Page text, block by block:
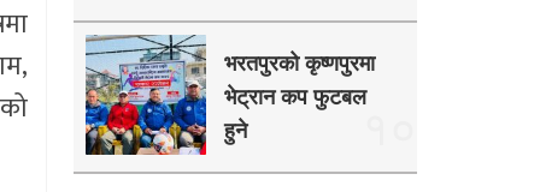
भरतपुरको कृष्णपुरमा
भेट्रान कप फुटबल
हुने